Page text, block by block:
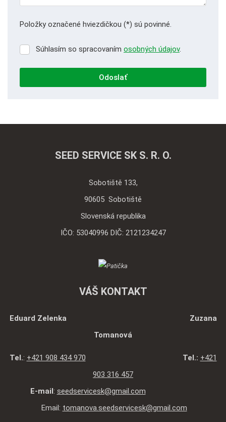
Položky označené hviezdičkou (*) sú povinné.
Súhlasím
spracovaním
Súhlasím so spracovaním osobných údajov.
Odoslať
nepodarilo
SEED SERVICE SK S. R. O.
Sobotiště 133,
90605 Sobotiště
Slovenská republika
IČO: 53040996 DIČ: 2121234247
VÁŠ KONTAKT
Eduard Zelenka Zuzana
Tomanová
Tel.: +421 908 434 970 Tel.: +421
903 316 457
E-mail: seedservicesk@gmail.com
Email: tomanova.seedservicesk@gmail.com